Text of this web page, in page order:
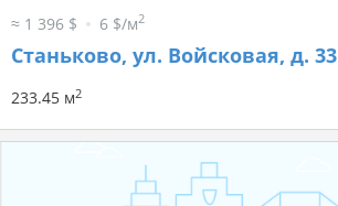
≈ 1 396 $ 6 $/м2
Станьково, ул. Войсковая, д. 33
233.45 м2